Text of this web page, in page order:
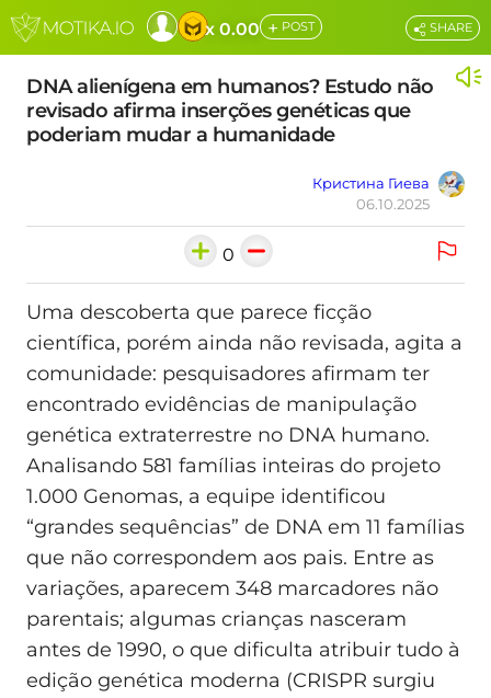
x 0.00 + POST
DNA alienígena em humanos? Estudo não
revisado afirma inserções genéticas que
poderiam mudar a humanidade
Кристина Гиева
06.10.2025
SHARE
0
Uma descoberta que parece ficção
científica, porém ainda não revisada, agita a
comunidade: pesquisadores afirmam ter
encontrado evidências de manipulação
genética extraterrestre no DNA humano.
Analisando 581 famílias inteiras do projeto
1.000 Genomas, a equipe identificou
“grandes sequências” de DNA em 11 famílias
que não correspondem aos pais. Entre as
variações, aparecem 348 marcadores não
parentais; algumas crianças nasceram
antes de 1990, o que dificulta atribuir tudo à
edição genética moderna (CRISPR surgiu